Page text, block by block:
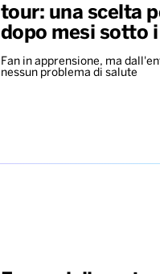
tour: una scelta
dopo mesi sotto
Fan in apprensione, ma
nessun problema di salute